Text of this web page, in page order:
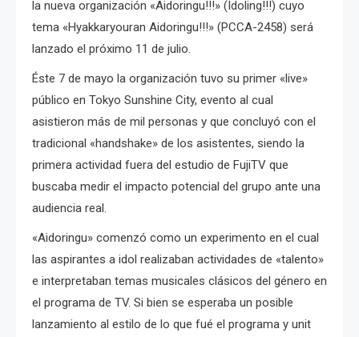
la nueva organización «Aidoringu!!!» (Idoling!!!) cuyo
tema «Hyakkaryouran Aidoringu!!!» (PCCA-2458) será
lanzado el próximo 11 de julio.
Éste 7 de mayo la organización tuvo su primer «live»
público en Tokyo Sunshine City, evento al cual
asistieron más de mil personas y que concluyó con el
tradicional «handshake» de los asistentes, siendo la
primera actividad fuera del estudio de FujiTV que
buscaba medir el impacto potencial del grupo ante una
audiencia real.
«Aidoringu» comenzó como un experimento en el cual
las aspirantes a idol realizaban actividades de «talento»
e interpretaban temas musicales clásicos del género en
el programa de TV. Si bien se esperaba un posible
lanzamiento al estilo de lo que fué el programa y unit